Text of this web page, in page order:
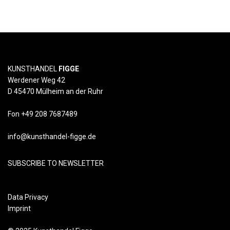
KUNSTHANDEL FIGGE
Werdener Weg 42
D 45470 Mülheim an der Ruhr
Fon +49 208 7687489
info@kunsthandel-figge.de
SUBSCRIBE TO NEWSLETTER
Data Privacy
Imprint